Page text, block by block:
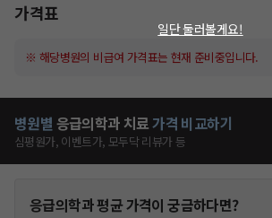
가격표
※ 해당병원의 비급여 가격표는 현재 준비중입니다.
병원별 응급의학과 치료가격 비교하기
심평원가, 이벤트가, 모두닥 리뷰가 등
응급의학과평균 가격이 궁금하다면?
일단 둘러볼게요!